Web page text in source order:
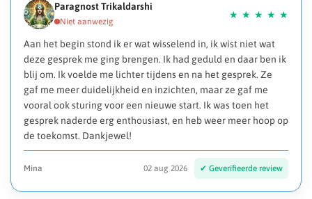
Paragnost Trikaldarshi
Aan het begin stond ik er wat wisselend in, ik wist niet wat
deze gesprek me ging brengen. Ik had geduld en daar ben ik
blij om. Ik voelde me lichter tijdens en na het gesprek. Ze
gaf me meer duidelijkheid en inzichten, maar ze gaf me
vooral ook sturing voor een nieuwe start. Ik was toen het
gesprek naderde erg enthousiast, en heb weer meer hoop op
de toekomst. Dankjewel!
Mina 02 aug 2026